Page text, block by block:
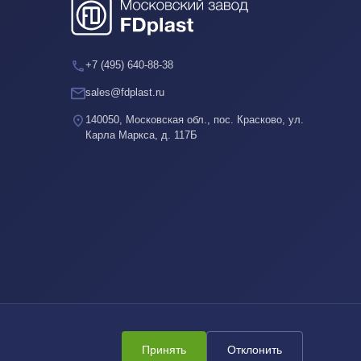
+7 (495) 640-88-38
sales@fdplast.ru
140050, Московская обл., пос. Красково, ул.
Карла Маркса, д. 117Б
Принять Отклонить